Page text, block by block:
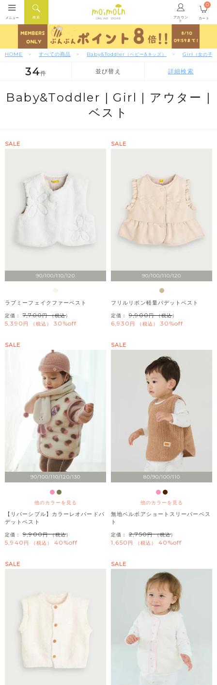
ONLINE STORE アカウン
ト
検索
メニュー カート
0
HOME すべての商品 Baby&Toddler （ベビー&キッズ） Girl （女の子）
並び替え
価格が安い順
34件 詳細検索
Baby&Toddler | Girl | アウター |
ベスト
90/100/110/120
SALE
ラブミーフェイクファーベスト
定価： 7,700 （税込）
5,390 税込 30%off
90/100/110/120
SALE
フリルリボン軽量パデットベスト
定価： 9,900 （税込）
6,930 税込 30%off
90/100/110/120/130
他のカラーを見る
SALE
【リバーシブル】カラーレオパードパ
デットベスト
定価： 9,900 （税込）
5,940 税込 40%off
80/90/100/110
他のカラーを見る
SALE
無地ベルボアショートスリーパーベス
ト
定価： 2,750 （税込）
1,650 税込 40%off
SALE SALE